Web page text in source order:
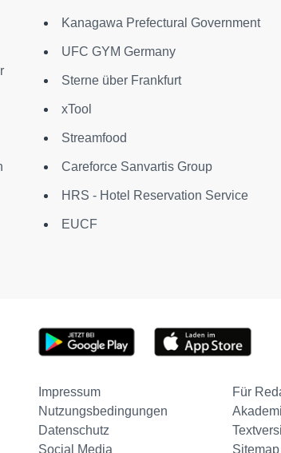
Kanagawa Prefectural Government
UFC GYM Germany
Sterne über Frankfurt
xTool
Streamfood
Careforce Sanvartis Group
HRS - Hotel Reservation Service
EUCF
Impressum Für
Nutzungsbedingungen
Datenschutz
Social Media
Sitemap